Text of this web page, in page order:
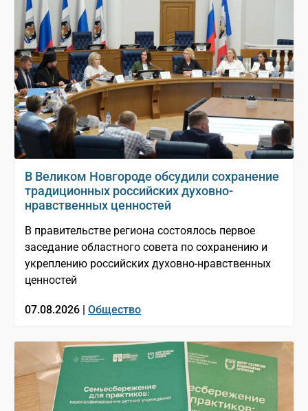
В Великом Новгороде обсудили сохранение
традиционных российских духовно-
нравственных ценностей
В правительстве региона состоялось первое
заседание областного совета по сохранению и
укреплению российских духовно-нравственных
ценностей
07.08.2026 | Общество